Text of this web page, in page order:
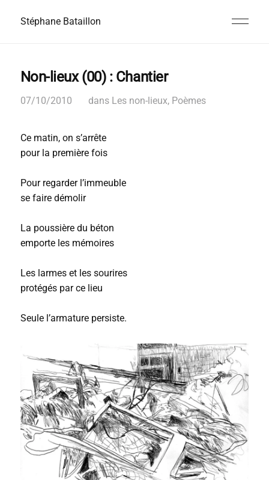
Stéphane Bataillon
Non-lieux (00) : Chantier
07/10/2010 dans Les non-lieux, Poèmes
Ce matin, on s’arrête
pour la première fois
Pour regarder l’immeuble
se faire démolir
La poussière du béton
emporte les mémoires
Les larmes et les sourires
protégés par ce lieu
Seule l’armature persiste.